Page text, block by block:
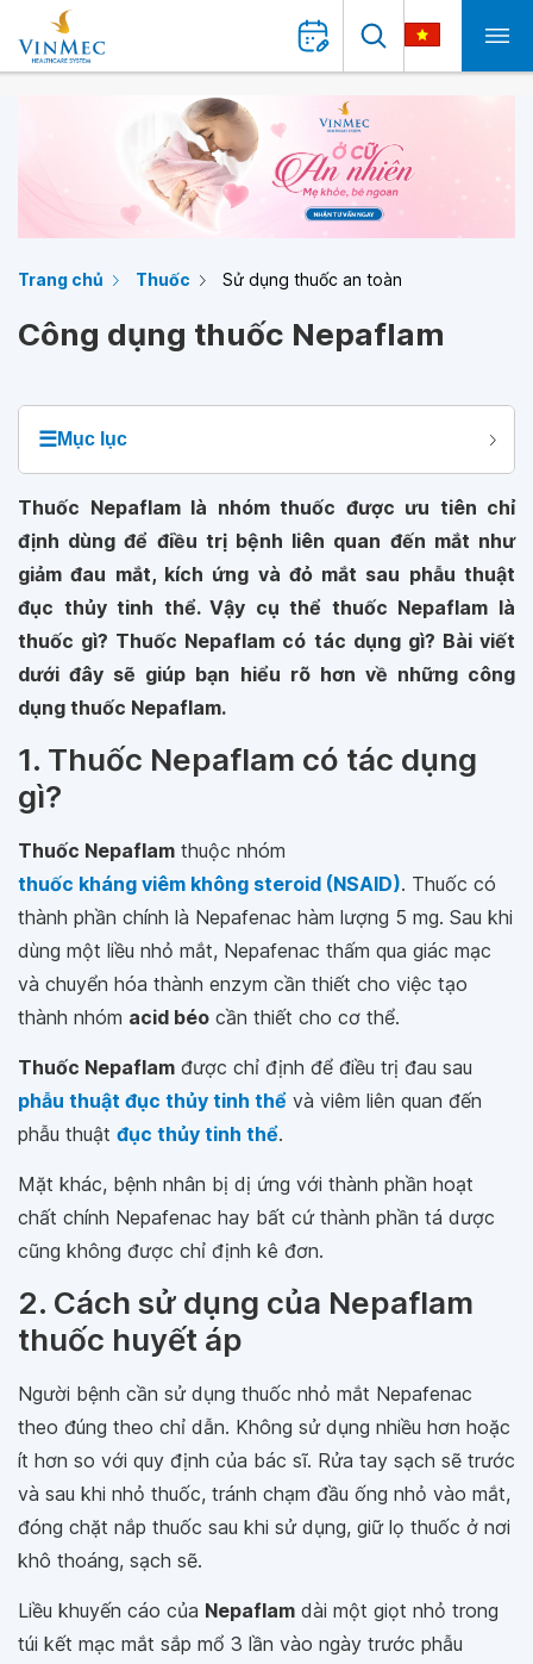
Trang chủ Thuốc Sử dụng thuốc an toàn
Công dụng thuốc Nepaflam
☰Mục lục
Thuốc Nepaflam là nhóm thuốc được ưu tiên chỉ
định dùng để điều trị bệnh liên quan đến mắt như
giảm đau mắt, kích ứng và đỏ mắt sau phẫu thuật
đục thủy tinh thể. Vậy cụ thể thuốc Nepaflam là
thuốc gì? Thuốc Nepaflam có tác dụng gì? Bài viết
dưới đây sẽ giúp bạn hiểu rõ hơn về những công
dụng thuốc Nepaflam.
1. Thuốc Nepaflam có tác dụng
gì?
Thuốc Nepaflam thuộc nhóm
thuốc kháng viêm không steroid (NSAID). Thuốc có
thành phần chính là Nepafenac hàm lượng 5 mg. Sau khi
dùng một liều nhỏ mắt, Nepafenac thấm qua giác mạc
và chuyển hóa thành enzym cần thiết cho việc tạo
thành nhóm acid béo cần thiết cho cơ thể.
Thuốc Nepaflam được chỉ định để điều trị đau sau
phẫu thuật đục thủy tinh thể và viêm liên quan đến
phẫu thuật đục thủy tinh thể.
Mặt khác, bệnh nhân bị dị ứng với thành phần hoạt
chất chính Nepafenac hay bất cứ thành phần tá dược
cũng không được chỉ định kê đơn.
2. Cách sử dụng của Nepaflam
thuốc huyết áp
Người bệnh cần sử dụng thuốc nhỏ mắt Nepafenac
theo đúng theo chỉ dẫn. Không sử dụng nhiều hơn hoặc
ít hơn so với quy định của bác sĩ. Rửa tay sạch sẽ trước
và sau khi nhỏ thuốc, tránh chạm đầu ống nhỏ vào mắt,
đóng chặt nắp thuốc sau khi sử dụng, giữ lọ thuốc ở nơi
khô thoáng, sạch sẽ.
Liều khuyến cáo của Nepaflam dài một giọt nhỏ trong
túi kết mạc mắt sắp mổ 3 lần vào ngày trước phẫu